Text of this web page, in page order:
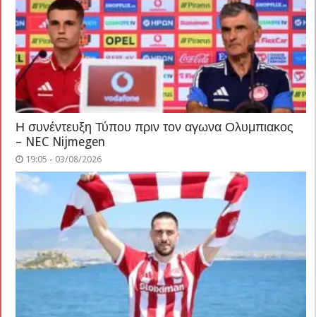
Η συνέντευξη Τύπου πριν τον αγωνα Ολυμπιακος
– NEC Nijmegen
19:05 - 03/08/2026